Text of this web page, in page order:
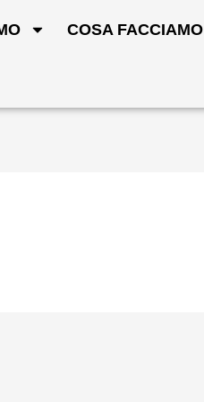
COSA FACCIAMO